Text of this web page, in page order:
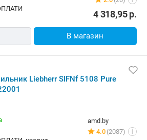
4 318,95р.
В магазин
Liebherr SIFNf 5108 Pure
amd.by
4.0 (2087) i